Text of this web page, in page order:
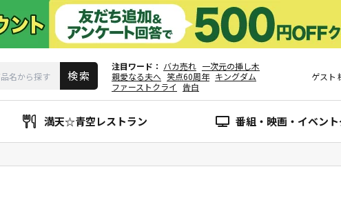
注目ワード バカ売れ 一次元の挿し木
親愛なる夫へ 笑点60周年 キングダム
ファーストクライ
告白
ゲスト
満天☆青空レストラン 番組・映画・イベン